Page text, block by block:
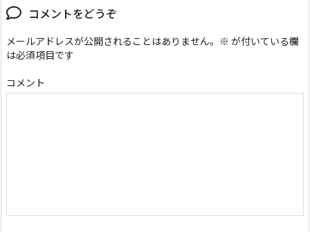
コメントをどうぞ
メールアドレスが公開されることはありません。 ※ が付いている欄
は必須項目です
コメント